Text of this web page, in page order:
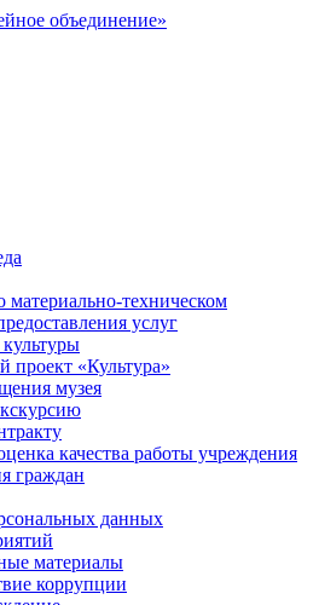
техническом
услуг
проект «Культура»
музея
качества работы учреждения
граждан
данных
материалы
коррупции